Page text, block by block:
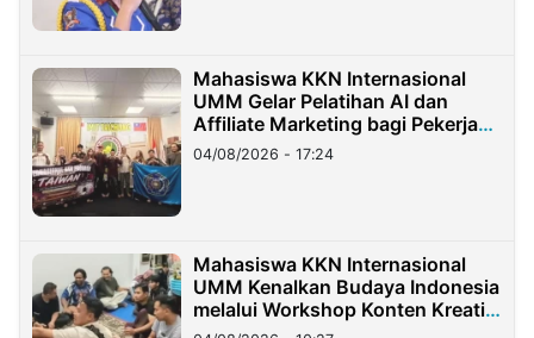
Mahasiswa KKN Internasional
UMM Gelar Pelatihan AI dan
Affiliate Marketing bagi Pekerja
Migran Indonesia di Taiwan
04/08/2026 - 17:24
Mahasiswa KKN Internasional
UMM Kenalkan Budaya Indonesia
melalui Workshop Konten Kreatif
di Taiwan